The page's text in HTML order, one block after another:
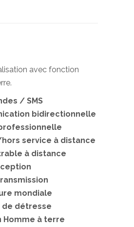
avec fonction
/ SMS
bidirectionnelle
service à distance
à distance
mondiale
de détresse
Homme à terre